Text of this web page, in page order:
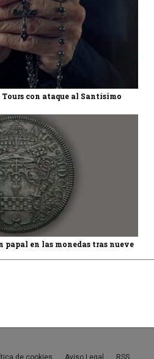
con ataque al Santísimo
en las monedas tras nueve
de cookies Aviso Legal RSS